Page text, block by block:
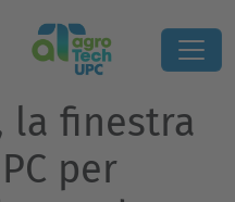
la finestra
per